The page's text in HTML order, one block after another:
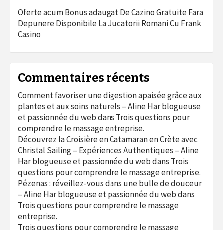
Oferte acum Bonus adaugat De Cazino Gratuite Fara
Depunere Disponibile La Jucatorii Romani Cu Frank
Casino
Commentaires récents
Comment favoriser une digestion apaisée grâce aux
plantes et aux soins naturels – Aline Har blogueuse
et passionnée du webdans Trois questions pour
comprendre le massage entreprise.
Découvrez la Croisière en Catamaran en Crète avec
Christal Sailing – Expériences Authentiques – Aline
Har blogueuse et passionnée du webdans Trois
questions pour comprendre le massage entreprise.
Pézenas : réveillez-vous dans une bulle de douceur
– Aline Har blogueuse et passionnée du webdans
Trois questions pour comprendre le massage
entreprise.
Trois questions pour comprendre le massage